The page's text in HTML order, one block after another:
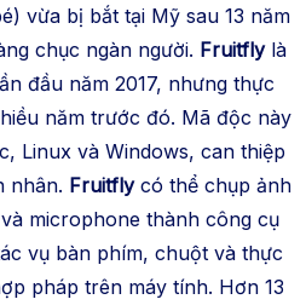
vừa bị bắt tại Mỹ sau 13 năm
chục ngàn người. Fruitflylà
đầu năm 2017, nhưng thực
năm trước đó. Mã độc này
Linux và Windows, can thiệp
nhân. Fruitflycó thể chụp ảnh
microphone thành công cụ
vụ bàn phím, chuột và thực
pháp trên máy tính. Hơn 13